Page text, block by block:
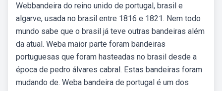
Webbandeira do reino unido de portugal, brasil e
algarve, usada no brasil entre 1816 e 1821. Nem todo
mundo sabe que o brasil já teve outras bandeiras além
da atual. Weba maior parte foram bandeiras
portuguesas que foram hasteadas no brasil desde a
época de pedro álvares cabral. Estas bandeiras foram
mudando de. Weba bandeira de portugal é um dos